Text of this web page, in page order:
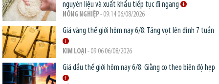
nguyên liệu và xuất khẩu tiếp tục đi ngang
NÔNG NGHIỆP- 09:14 06/08/2026
Giá vàng thế giới hôm nay 6/8: Tăng vọt lên đỉnh 7 tuần
KIM LOẠI - 09:06 06/08/2026
Giá dầu thế giới hôm nay 6/8: Giằng co theo biên độ hẹp